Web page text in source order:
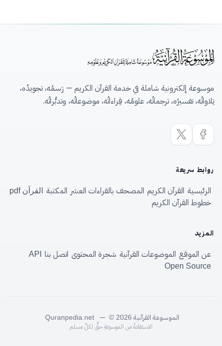
موسوعة إلكترونية شاملة في خدمة القرآن الكريم — رَسمُه، تجويدُه،
تِلاواتُه، تفسيرُه، ترجماتُه، علومُه، قِراءاتُه، موضوعاتُه، وتدبُّراتُه.
روابط سريعة
الرئيسية القرآن الكريم المصحف بالقراءات العشر المكتبة القرآن pdf
خطوط القرآن الكريم
المزيد
عن الموقع الموضوعات القرآنية شجرة المحتوى اتصل بنا
API
Open Source
الموسوعة القرآنية Quranpedia.net — © 2026
الاستفادةُ من الموسوعةِ حقٌّ لكلِّ مسلم